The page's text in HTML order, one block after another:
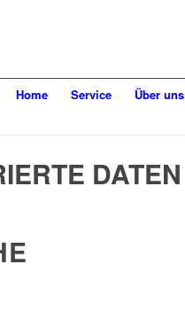
Home Service Über uns
DATEN